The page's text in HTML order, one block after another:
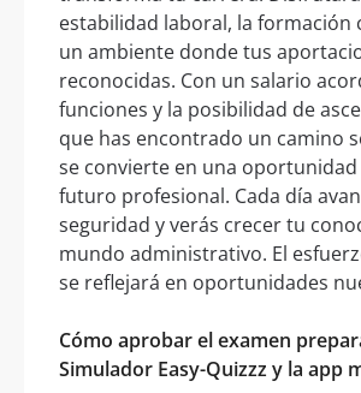
estabilidad laboral, la formación
un ambiente donde tus
reconocidas. Con un salario
funciones y la posibilidad de
que has encontrado un camino
se convierte en una
futuro profesional. Cada día
seguridad y verás crecer tu
mundo administrativo. El
se reflejará en oportunidades
Cómo aprobar el examen
Simulador Easy-Quizzz y la app